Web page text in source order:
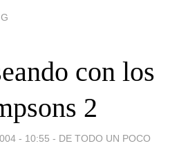
con los
2
- 10:55 - DE TODO UN POCO